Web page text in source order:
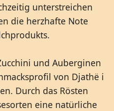
unterstreichen
die herzhafte Note
und Auberginen
von Djathë i
Durch das Rösten
eine natürliche